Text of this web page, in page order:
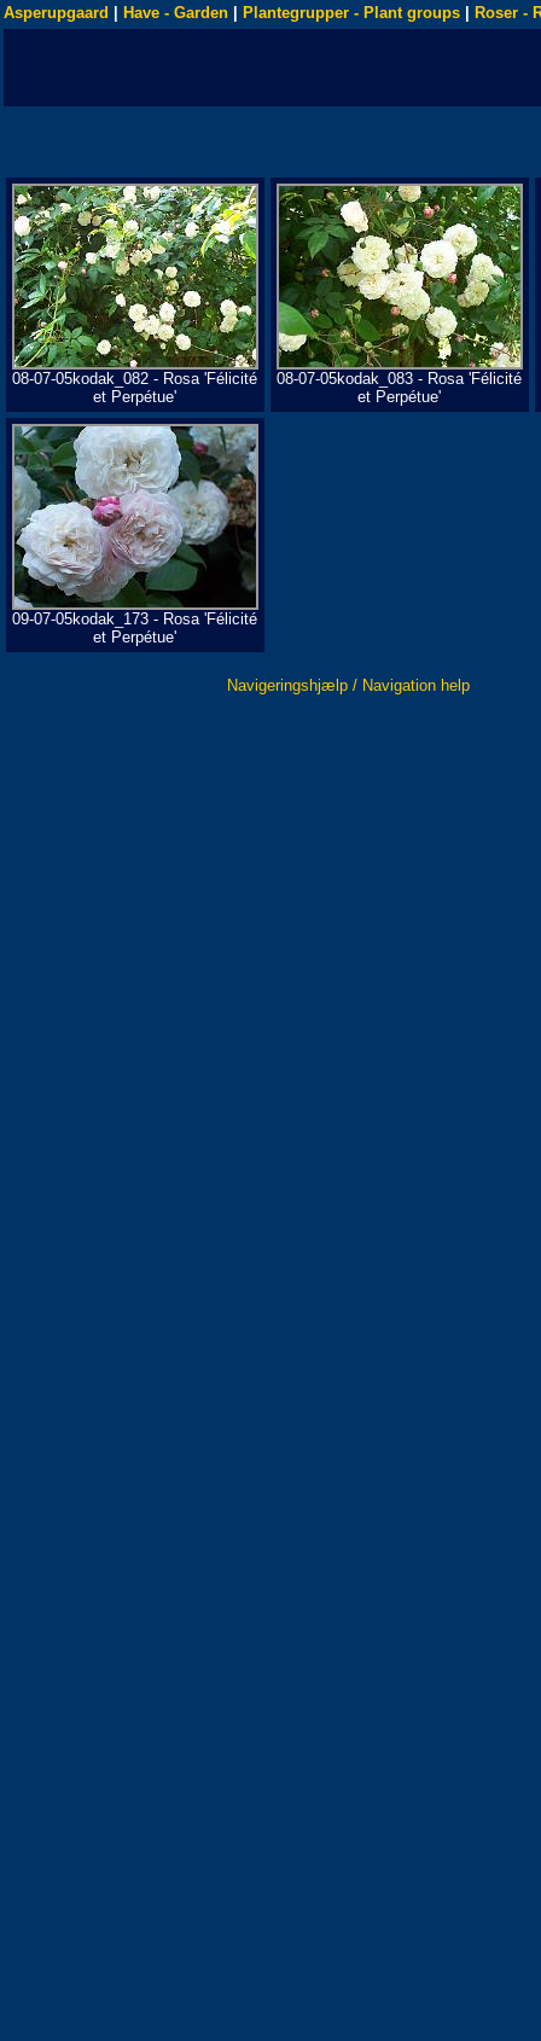
Asperupgaard Have - Garden Plantegrupper - Plant groups Roser -
08-07-05kodak_082 - Rosa 'Félicité
et Perpétue'
08-07-05kodak_083 - Rosa 'Félicité
et Perpétue'
09-07-05kodak_173 - Rosa 'Félicité
et Perpétue'
Navigeringshjælp / Navigation help